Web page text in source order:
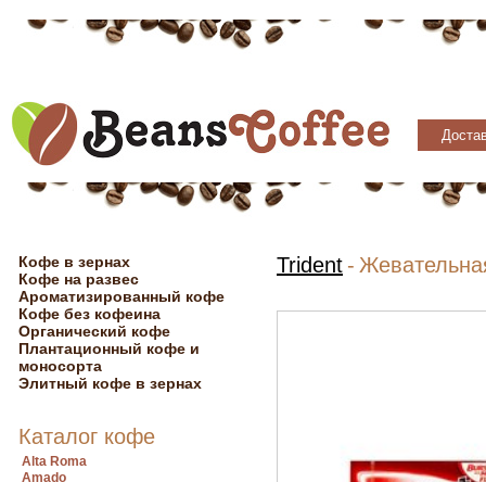
Кофе в зернах
Кофе на развес
Ароматизированный кофе
Кофе без кофеина
Органический кофе
Плантационный кофе и
моносорта
Элитный кофе в зернах
Каталог кофе
Alta Roma
Amado
Trident -